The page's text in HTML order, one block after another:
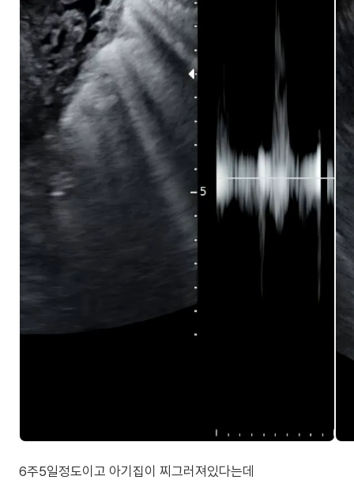
6주5일정도이고 아기집이 찌그러져있다는데